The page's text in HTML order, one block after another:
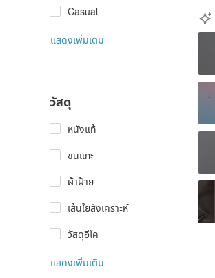
Casual
แสดงเพิ่มเติม
วัสดุ
หนังแท้
ขนแกะ
ผ้าฝ้าย
เส้นใยสังเคราะห์
วัสดุอีโค
แสดงเพิ่มเติม